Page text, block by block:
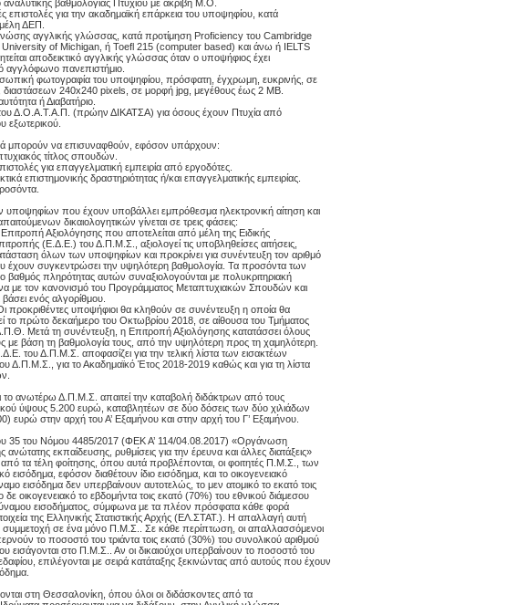
αναλυτικής βαθμολογίας Πτυχίου με ακριβή Μ.Ο.
επιστολές για την ακαδημαϊκή επάρκεια του υποψηφίου, κατά
ΔΕΠ.
αγγλικής γλώσσας, κατά προτίμηση Proficiency του Cambridge
of Michigan, ή Toefl 215 (computer based) και άνω ή IELTS
αποδεικτικό αγγλικής γλώσσας όταν ο υποψήφιος έχει
αγγλόφωνο πανεπιστήμιο.
φωτογραφία του υποψηφίου, πρόσφατη, έγχρωμη, ευκρινής, σε
διαστάσεων 240x240 pixels, σε μορφή jpg, μεγέθους έως 2 MB.
ή Διαβατήριο.
Δ.Ο.Α.Τ.Α.Π. (πρώην ΔΙΚΑΤΣΑ) για όσους έχουν Πτυχία από
εξωτερικού.
μπορούν να επισυναφθούν, εφόσον υπάρχουν:
τίτλος σπουδών.
για επαγγελματική εμπειρία από εργοδότες.
επιστημονικής δραστηριότητας ή/και επαγγελματικής εμπειρίας.
υποψηφίων που έχουν υποβάλλει εμπρόθεσμα ηλεκτρονική αίτηση και
δικαιολογητικών γίνεται σε τρεις φάσεις:
Αξιολόγησης που αποτελείται από μέλη της Ειδικής
(Ε.Δ.Ε.) του Δ.Π.Μ.Σ., αξιολογεί τις υποβληθείσες αιτήσεις,
όλων των υποψηφίων και προκρίνει για συνέντευξη τον αριθμό
συγκεντρώσει την υψηλότερη βαθμολογία. Τα προσόντα των
βαθμός πληρότητας αυτών συναξιολογούνται με πολυκριτηριακή
με τον κανονισμό του Προγράμματος Μεταπτυχιακών Σπουδών και
ενός αλγορίθμου.
προκριθέντες υποψήφιοι θα κληθούν σε συνέντευξη η οποία θα
το πρώτο δεκαήμερο του Οκτωβρίου 2018, σε αίθουσα του Τμήματος
Μετά τη συνέντευξη, η Επιτροπή Αξιολόγησης κατατάσσει όλους
με βάση τη βαθμολογία τους, από την υψηλότερη προς τη χαμηλότερη.
του Δ.Π.Μ.Σ. αποφασίζει για την τελική λίστα των εισακτέων
Δ.Π.Μ.Σ., για το Ακαδημαϊκό Έτος 2018-2019 καθώς και για τη λίστα
το ανωτέρω Δ.Π.Μ.Σ. απαιτεί την καταβολή διδάκτρων από τους
ύψους 5.200 ευρώ, καταβλητέων σε δύο δόσεις των δύο χιλιάδων
ευρώ στην αρχή του Α’ Εξαμήνου και στην αρχή του Γ’ Εξαμήνου.
35 του Νόμου 4485/2017 (ΦΕΚ Α’ 114/04.08.2017) «Οργάνωση
ανώτατης εκπαίδευσης, ρυθμίσεις για την έρευνα και άλλες διατάξεις»
τα τέλη φοίτησης, όπου αυτά προβλέπονται, οι φοιτητές Π.Μ.Σ., των
εισόδημα, εφόσον διαθέτουν ίδιο εισόδημα, και το οικογενειακό
εισόδημα δεν υπερβαίνουν αυτοτελώς, το μεν ατομικό το εκατό τοις
οικογενειακό το εβδομήντα τοις εκατό (70%) του εθνικού διάμεσου
εισοδήματος, σύμφωνα με τα πλέον πρόσφατα κάθε φορά
της Ελληνικής Στατιστικής Αρχής (ΕΛ.ΣΤΑΤ.). Η απαλλαγή αυτή
συμμετοχή σε ένα μόνο Π.Μ.Σ.. Σε κάθε περίπτωση, οι απαλλασσόμενοι
το ποσοστό του τριάντα τοις εκατό (30%) του συνολικού αριθμού
εισάγονται στο Π.Μ.Σ.. Αν οι δικαιούχοι υπερβαίνουν το ποσοστό του
επιλέγονται με σειρά κατάταξης ξεκινώντας από αυτούς που έχουν
στη Θεσσαλονίκη, όπου όλοι οι διδάσκοντες από τα